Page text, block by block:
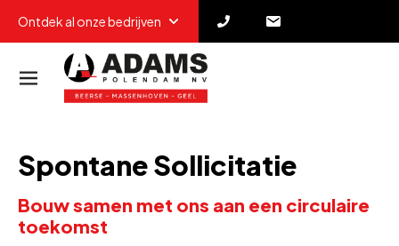
Ontdek al onze bedrijven
Spontane Sollicitatie
Bouw samen met ons aan een circulaire
toekomst